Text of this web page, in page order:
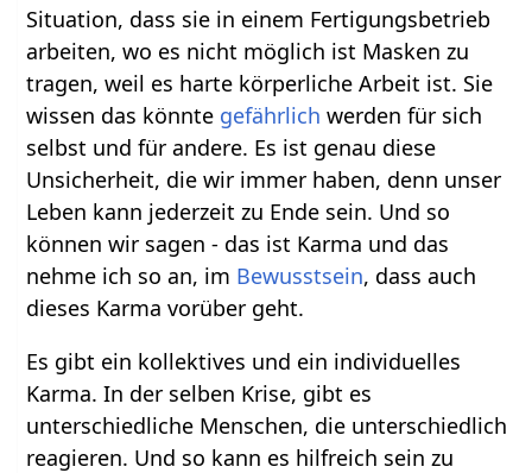
Situation, dass sie in einem Fertigungsbetrieb
arbeiten, wo es nicht möglich ist Masken zu
tragen, weil es harte körperliche Arbeit ist. Sie
wissen das könnte gefährlich werden für sich
selbst und für andere. Es ist genau diese
Unsicherheit, die wir immer haben, denn unser
Leben kann jederzeit zu Ende sein. Und so
können wir sagen - das ist Karma und das
nehme ich so an, im Bewusstsein, dass auch
dieses Karma vorüber geht.
Es gibt ein kollektives und ein individuelles
Karma. In der selben Krise, gibt es
unterschiedliche Menschen, die unterschiedlich
reagieren. Und so kann es hilfreich sein zu